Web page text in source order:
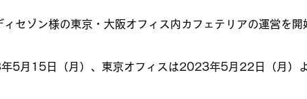
ィセゾン様の東京・大阪オフィス内カフェテリアの運営を開
5月15日（月）、東京オフィスは2023年5月22日（月）